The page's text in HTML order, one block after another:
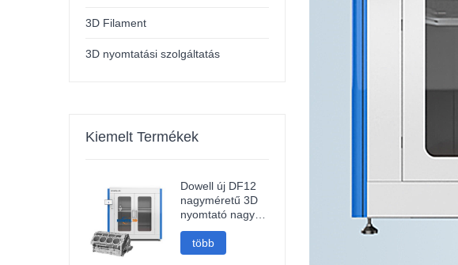
3D Filament
3D nyomtatási szolgáltatás
Kiemelt Termékek
Dowell új DF12
nagyméretű 3D
nyomtató nagy
pontosságú
Impresora 3D
gép ipari
több